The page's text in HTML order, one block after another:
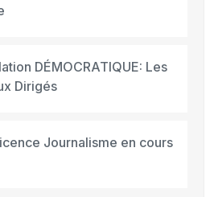
DÉMOCRATIQUE: Les
Dirigés
Journalisme en cours